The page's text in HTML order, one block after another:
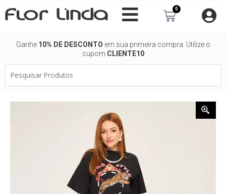
para
0
Carrinho
Ganhe 10% DE DESCONTO em sua primeira compra. Utilize o
cupom CLIENTE10
Produtos